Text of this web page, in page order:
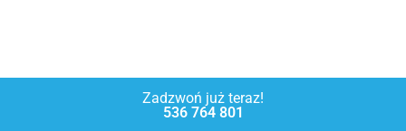
Zadzwoń już teraz!
536 764 801